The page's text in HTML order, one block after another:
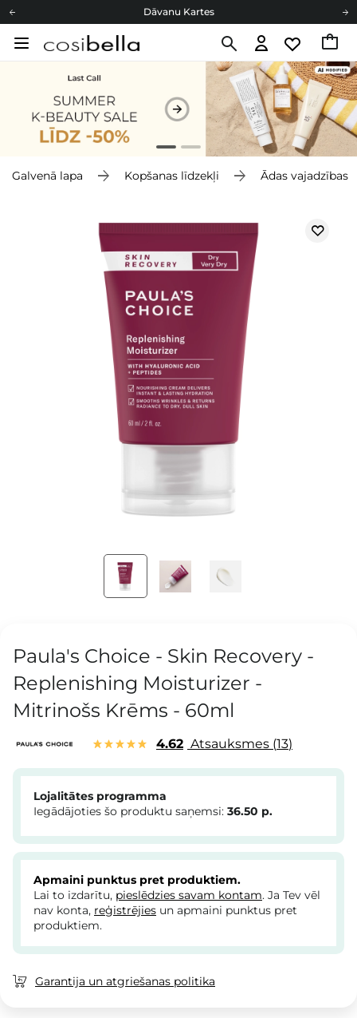
Dāvanu Kartes
Cosibella lojalitātes programma
Galvenā lapa Kopšanas līdzekļi Ādas vajadzības
Paula's Choice - Skin Recovery -
Replenishing Moisturizer -
Mitrinošs Krēms - 60ml
4.62 Atsauksmes 13
Lojalitātes programma
Iegādājoties šo produktu saņemsi: 36.50 p.
Apmaini punktus pret produktiem.
Lai to izdarītu, pieslēdzies savam kontam. Ja Tev vēl
nav konta, reģistrējies un apmaini punktus pret
produktiem.
Garantija un atgriešanas politika